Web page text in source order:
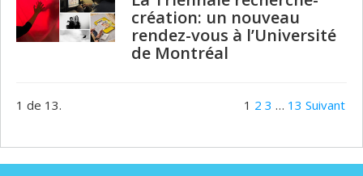
création: un nouveau
rendez-vous à l’Université
de Montréal
1 de 13. 1 2 3 … 13 Suivant